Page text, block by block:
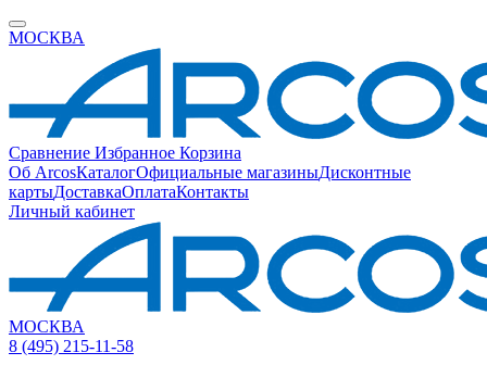
МОСКВА
Сравнение Избранное Корзина
Об ArcosКаталогОфициальные магазиныДисконтные
картыДоставкаОплатаКонтакты
Личный кабинет
МОСКВА
8 (495) 215-11-58